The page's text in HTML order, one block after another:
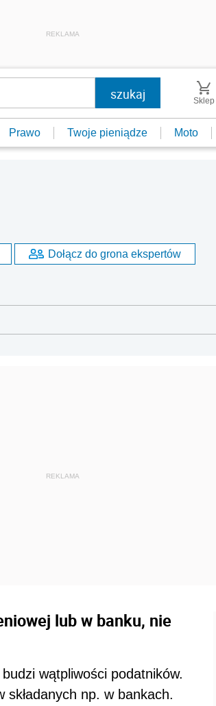
REKLAMA
Sklep
Prawo Twoje pieniądze Moto
Dołącz do grona ekspertów
lub w banku, nie
wątpliwości podatników.
składanych np. w bankach.